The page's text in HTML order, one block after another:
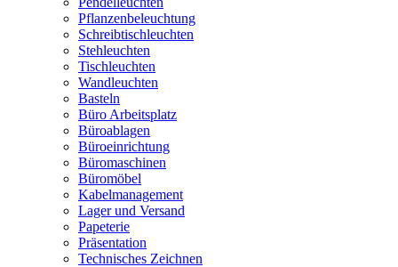
Pflanzenbeleuchtung
Schreibtischleuchten
Stehleuchten
Tischleuchten
Wandleuchten
Basteln
Büro Arbeitsplatz
Büroablagen
Büroeinrichtung
Büromaschinen
Büromöbel
Kabelmanagement
Lager und Versand
Papeterie
Präsentation
Technisches Zeichnen